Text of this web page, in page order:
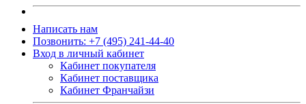
Написать нам
Позвонить: +7 (495) 241-44-40
Вход в личный кабинет
Кабинет покупателя
Кабинет поставщика
Кабинет Франчайзи